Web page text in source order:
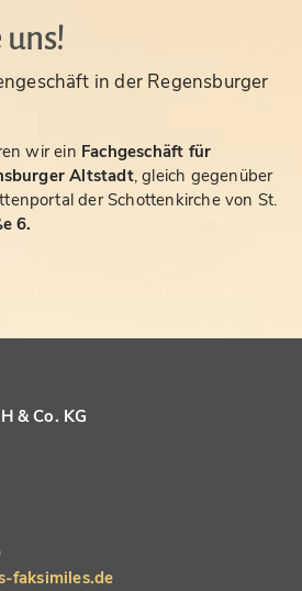
uns!
in der Regensburger
wir ein Fachgeschäft für
Altstadt, gleich gegenüber
der Schottenkirche von St.
6.
& Co. KG
faksimiles.de